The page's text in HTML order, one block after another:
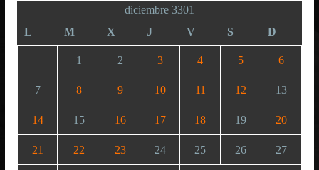
diciembre 3301
L
M X J V S D
1 2 3 4 5 6
7 8 9 10 11 12 13
14 15 16 17 18 19 20
21 22 23 24 25 26 27